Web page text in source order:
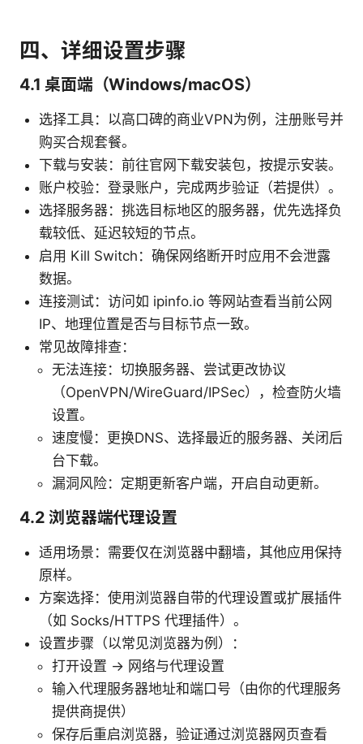
四、详细设置步骤
4.1 桌面端（Windows/macOS）
选择工具：以高口碑的商业VPN为例，注册账号并
购买合规套餐。
下载与安装：前往官网下载安装包，按提示安装。
账户校验：登录账户，完成两步验证（若提供）。
选择服务器：挑选目标地区的服务器，优先选择负
载较低、延迟较短的节点。
启用 Kill Switch：确保网络断开时应用不会泄露
数据。
连接测试：访问如 ipinfo.io 等网站查看当前公网
IP、地理位置是否与目标节点一致。
常见故障排查：
无法连接：切换服务器、尝试更改协议
（OpenVPN/WireGuard/IPSec），检查防火墙
设置。
速度慢：更换DNS、选择最近的服务器、关闭后
台下载。
漏洞风险：定期更新客户端，开启自动更新。
4.2 浏览器端代理设置
适用场景：需要仅在浏览器中翻墙，其他应用保持
原样。
方案选择：使用浏览器自带的代理设置或扩展插件
（如 Socks/HTTPS 代理插件）。
设置步骤（以常见浏览器为例）：
打开设置 → 网络与代理设置
输入代理服务器地址和端口号（由你的代理服务
提供商提供）
保存后重启浏览器，验证通过浏览器网页查看